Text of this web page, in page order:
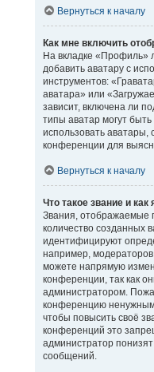
Вернуться к началу
Как мне включить
На вкладке «Профиль»
добавить аватару с
инструментов:
аватара» или
зависит, включена ли
типы аватар могут
использовать аватары,
конференции для
Вернуться к началу
Что такое звание и как
Звания,
количество созданных
идентифицируют
например,
можете напрямую
конференции, так как
администратором.
конференцию
чтобы повысить своё
конференций это
администратор
сообщений.